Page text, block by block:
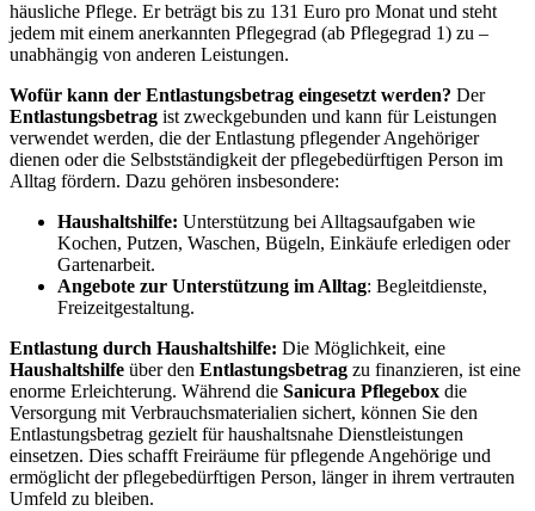
häusliche Pflege. Er beträgt bis zu 131 Euro pro Monat und steht
jedem mit einem anerkannten Pflegegrad (ab Pflegegrad 1) zu –
unabhängig von anderen Leistungen.
Wofür kann der Entlastungsbetrag eingesetzt werden? Der
Entlastungsbetrag ist zweckgebunden und kann für Leistungen
verwendet werden, die der Entlastung pflegender Angehöriger
dienen oder die Selbstständigkeit der pflegebedürftigen Person im
Alltag fördern. Dazu gehören insbesondere:
Haushaltshilfe: Unterstützung bei Alltagsaufgaben wie
Kochen, Putzen, Waschen, Bügeln, Einkäufe erledigen oder
Gartenarbeit.
Angebote zur Unterstützung im Alltag: Begleitdienste,
Freizeitgestaltung.
Entlastung durch Haushaltshilfe: Die Möglichkeit, eine
Haushaltshilfe über den Entlastungsbetrag zu finanzieren, ist eine
enorme Erleichterung. Während die Sanicura Pflegebox die
Versorgung mit Verbrauchsmaterialien sichert, können Sie den
Entlastungsbetrag gezielt für haushaltsnahe Dienstleistungen
einsetzen. Dies schafft Freiräume für pflegende Angehörige und
ermöglicht der pflegebedürftigen Person, länger in ihrem vertrauten
Umfeld zu bleiben.